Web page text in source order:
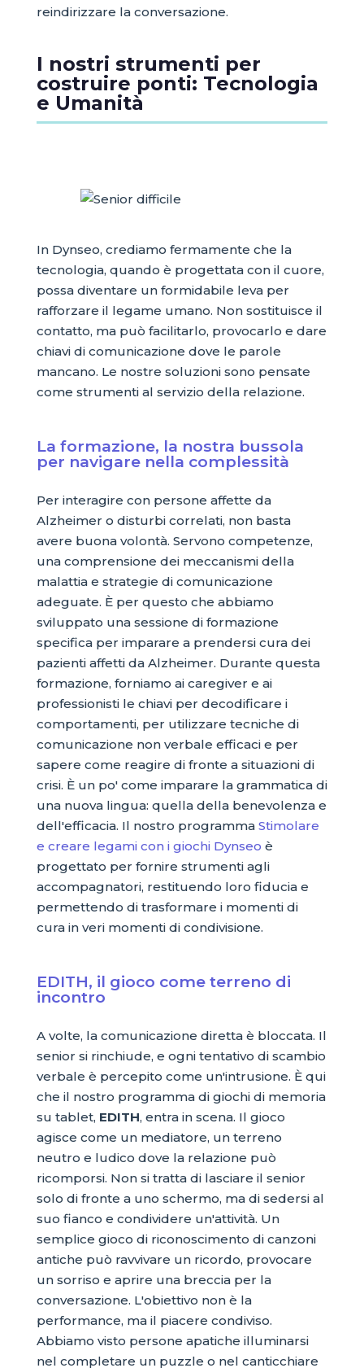
reindirizzare la conversazione.
I nostri strumenti per
costruire ponti: Tecnologia
e Umanità
In Dynseo, crediamo fermamente che la
tecnologia, quando è progettata con il cuore,
possa diventare un formidabile leva per
rafforzare il legame umano. Non sostituisce il
contatto, ma può facilitarlo, provocarlo e dare
chiavi di comunicazione dove le parole
mancano. Le nostre soluzioni sono pensate
come strumenti al servizio della relazione.
La formazione, la nostra bussola
per navigare nella complessità
Per interagire con persone affette da
Alzheimer o disturbi correlati, non basta
avere buona volontà. Servono competenze,
una comprensione dei meccanismi della
malattia e strategie di comunicazione
adeguate. È per questo che abbiamo
sviluppato una sessione di formazione
specifica per imparare a prendersi cura dei
pazienti affetti da Alzheimer. Durante questa
formazione, forniamo ai caregiver e ai
professionisti le chiavi per decodificare i
comportamenti, per utilizzare tecniche di
comunicazione non verbale efficaci e per
sapere come reagire di fronte a situazioni di
crisi. È un po' come imparare la grammatica di
una nuova lingua: quella della benevolenza e
dell'efficacia. Il nostro programma Stimolare
e creare legami con i giochi Dynseo è
progettato per fornire strumenti agli
accompagnatori, restituendo loro fiducia e
permettendo di trasformare i momenti di
cura in veri momenti di condivisione.
EDITH, il gioco come terreno di
incontro
A volte, la comunicazione diretta è bloccata. Il
senior si rinchiude, e ogni tentativo di scambio
verbale è percepito come un'intrusione. È qui
che il nostro programma di giochi di memoria
su tablet, EDITH, entra in scena. Il gioco
agisce come un mediatore, un terreno
neutro e ludico dove la relazione può
ricomporsi. Non si tratta di lasciare il senior
solo di fronte a uno schermo, ma di sedersi al
suo fianco e condividere un'attività. Un
semplice gioco di riconoscimento di canzoni
antiche può ravvivare un ricordo, provocare
un sorriso e aprire una breccia per la
conversazione. L'obiettivo non è la
performance, ma il piacere condiviso.
Abbiamo visto persone apatiche illuminarsi
nel completare un puzzle o nel canticchiare